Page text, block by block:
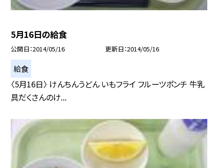
5月16日の給食
公開日 2014/05/16 更新日 2014/05/16
給食
〈5月16日〉 けんちんうどん いもフライ フルーツポンチ 牛乳
具だくさんのけ...